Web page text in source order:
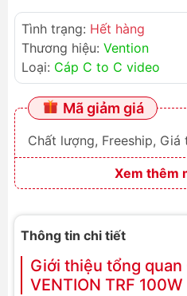
Tình trạng: Hết hàng
Thương hiệu: Vention
Loại: Cáp C to C video
Mã giảm giá
Chất lượng, Freeship, Giá
Xem thêm
Thông tin chi tiết
Giới thiệu tổng quan
VENTION TRF 100W